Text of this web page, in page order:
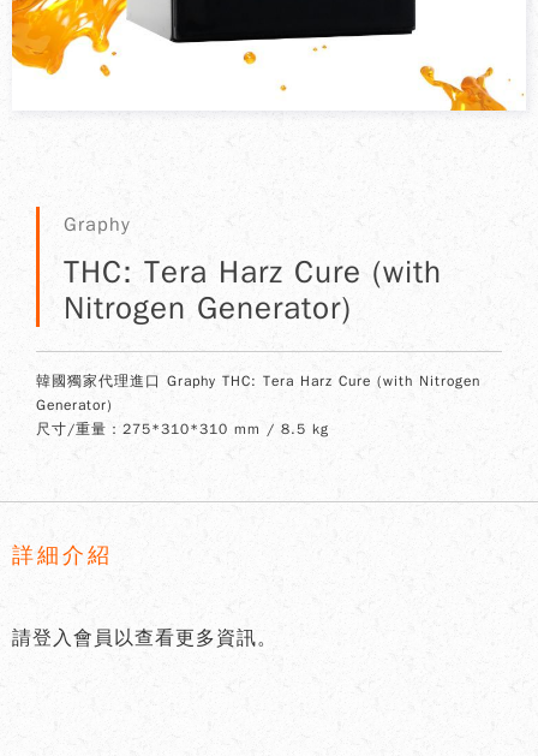
Graphy
THC: Tera Harz Cure (with
Nitrogen Generator)
韓國獨家代理進口 Graphy THC: Tera Harz Cure (with Nitrogen
Generator)
尺寸/重量：275*310*310 mm / 8.5 kg
詳細介紹
請登入會員以查看更多資訊。